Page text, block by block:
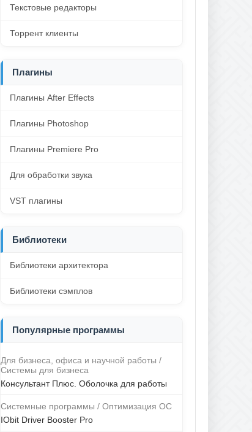
Текстовые редакторы
Торрент клиенты
Плагины
Плагины After Effects
Плагины Photoshop
Плагины Premiere Pro
Для обработки звука
VST плагины
Библиотеки
Библиотеки архитектора
Библиотеки сэмплов
Популярные программы
Для бизнеса, офиса и научной работы /
Системы для бизнеса
Консультант Плюс. Оболочка для работы
Системные программы / Оптимизация ОС
IObit Driver Booster Pro